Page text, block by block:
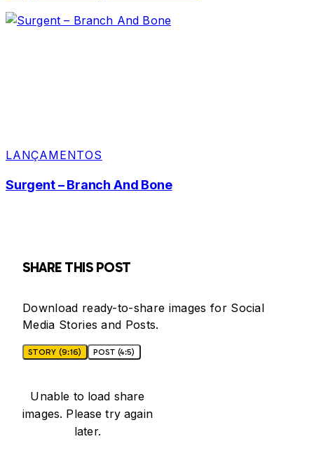
LANÇAMENTOS
Surgent – Branch And Bone
SHARE THIS POST
Download ready-to-share images for Social
Media Stories and Posts.
STORY (9:16) POST (4:5)
Unable to load share
images. Please try again
later.